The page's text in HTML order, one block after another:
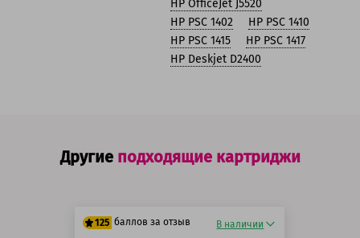
HP OfficeJet J5520
HP PSC 1402
HP PSC 1410
HP PSC 1415
HP PSC 1417
HP Deskjet D2400
Другие подходящие картриджи
125 баллов за отзыв В наличии